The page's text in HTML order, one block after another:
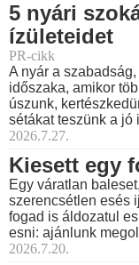
5 nyári
ízületeidet
PR-cikk
A nyár a
időszaka, amikor
úszunk,
sétákat teszünk a jó
2026.7.27.
Kiesett egy
Egy váratlan
szerencsétlen esés
fogad is áldozatul
esni: ajánlunk
2026.7.20.